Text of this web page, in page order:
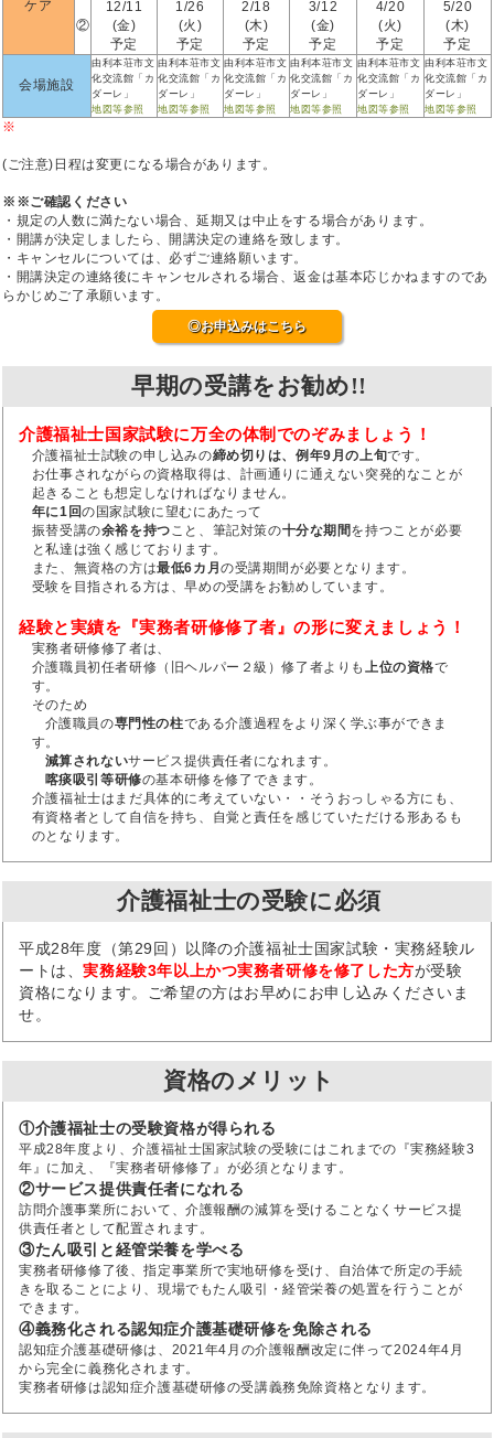
ケア
②
12/11
(金)
予定
1/26
(火)
予定
2/18
(木)
予定
3/12
(金)
予定
4/20
(火)
予定
5/20
(木)
予定
会場施設
由利本荘市文
化交流館「カ
ダーレ」
地図等参照
由利本荘市文
化交流館「カ
ダーレ」
地図等参照
由利本荘市文
化交流館「カ
ダーレ」
地図等参照
由利本荘市文
化交流館「カ
ダーレ」
地図等参照
由利本荘市文
化交流館「カ
ダーレ」
地図等参照
由利本荘市文
化交流館「カ
ダーレ」
地図等参照
※
(ご注意)日程は変更になる場合があります。
※※ご確認ください
・規定の人数に満たない場合、延期又は中止をする場合があります。
・開講が決定しましたら、開講決定の連絡を致します。
・キャンセルについては、必ずご連絡願います。
・開講決定の連絡後にキャンセルされる場合、返金は基本応じかねますのであ
らかじめご了承願います。
◎お申込みはこちら
早期の受講をお勧め!!
介護福祉士国家試験に万全の体制でのぞみましょう！
介護福祉士試験の申し込みの締め切りは、例年9月の上旬です。
お仕事されながらの資格取得は、計画通りに通えない突発的なことが
起きることも想定しなければなりません。
年に1回の国家試験に望むにあたって
振替受講の余裕を持つこと、筆記対策の十分な期間を持つことが必要
と私達は強く感じております。
また、無資格の方は最低6カ月の受講期間が必要となります。
受験を目指される方は、早めの受講をお勧めしています。
経験と実績を『実務者研修修了者』の形に変えましょう！
実務者研修修了者は、
介護職員初任者研修（旧ヘルパー２級）修了者よりも上位の資格で
す。
そのため
介護職員の専門性の柱である介護過程をより深く学ぶ事ができま
す。
減算されないサービス提供責任者になれます。
喀痰吸引等研修の基本研修を修了できます。
介護福祉士はまだ具体的に考えていない・・そうおっしゃる方にも、
有資格者として自信を持ち、自覚と責任を感じていただける形あるも
のとなります。
介護福祉士の受験に必須
平成28年度（第29回）以降の介護福祉士国家試験・実務経験ル
ートは、実務経験3年以上かつ実務者研修を修了した方が受験
資格になります。ご希望の方はお早めにお申し込みくださいま
せ。
資格のメリット
①介護福祉士の受験資格が得られる
平成28年度より、介護福祉士国家試験の受験にはこれまでの『実務経験3
年』に加え、『実務者研修修了』が必須となります。
②サービス提供責任者になれる
訪問介護事業所において、介護報酬の減算を受けることなくサービス提
供責任者として配置されます。
③たん吸引と経管栄養を学べる
実務者研修修了後、指定事業所で実地研修を受け、自治体で所定の手続
きを取ることにより、現場でもたん吸引・経管栄養の処置を行うことが
できます。
④義務化される認知症介護基礎研修を免除される
認知症介護基礎研修は、2021年4月の介護報酬改定に伴って2024年4月
から完全に義務化されます。
実務者研修は認知症介護基礎研修の受講義務免除資格となります。